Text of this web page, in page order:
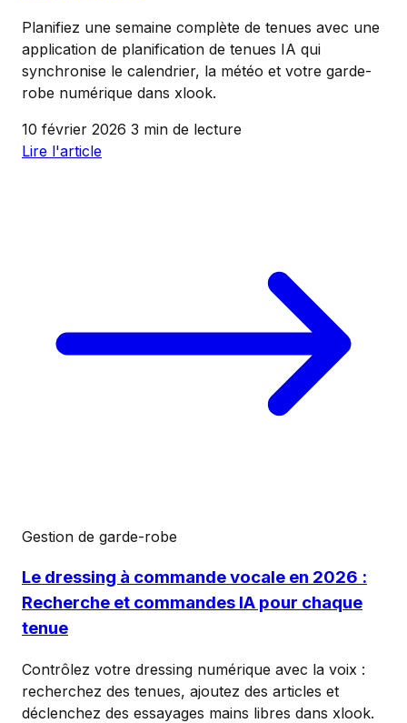
Planifiez une semaine complète de tenues avec une
application de planification de tenues IA qui
synchronise le calendrier, la météo et votre garde-
robe numérique dans xlook.
10 février 2026 3 min de lecture
Lire l'article
Gestion de garde-robe
Le dressing à commande vocale en 2026 :
Recherche et commandes IA pour chaque
tenue
Contrôlez votre dressing numérique avec la voix :
recherchez des tenues, ajoutez des articles et
déclenchez des essayages mains libres dans xlook.